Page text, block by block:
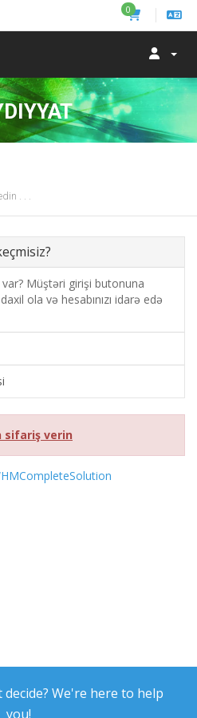
0
. . .
Müştəri girişi butonuna
ola və hesabınızı idarə edə
sifariş verin
We're here to help
you!